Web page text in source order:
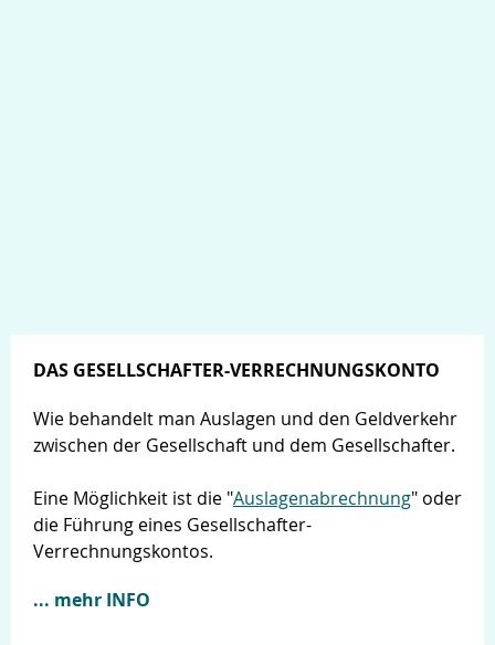
DAS GESELLSCHAFTER-VERRECHNUNGSKONTO
Wie behandelt man Auslagen und den Geldverkehr
zwischen der Gesellschaft und dem Gesellschafter.
Eine Möglichkeit ist die "Auslagenabrechnung" oder
die Führung eines Gesellschafter-
Verrechnungskontos.
... mehr INFO